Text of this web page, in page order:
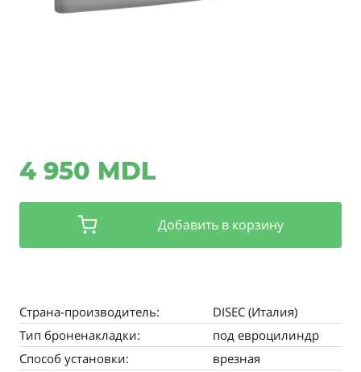
4 950 MDL
Добавить в корзину
Страна-производитель:
DISEC (Италия)
Тип броненакладки:
под евроцилиндр
Способ установки:
врезная